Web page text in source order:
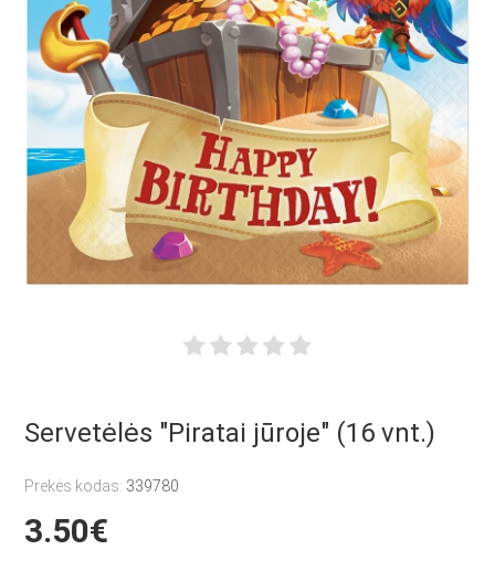
Servetėlės "Piratai jūroje" (16 vnt.)
Prekės kodas: 339780
3.50€